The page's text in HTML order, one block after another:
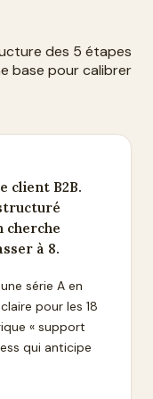
des 5 étapes
base pour calibrer
client B2B.
cherche
à 8.
série A en
pour les 18
« support
qui anticipe